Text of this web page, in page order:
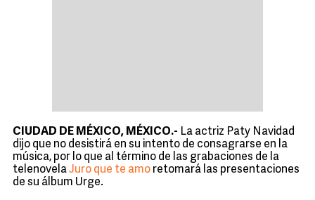
CIUDAD DE MÉXICO, MÉXICO.- La actriz Paty Navidad
dijo que no desistirá en su intento de consagrarse en la
música, por lo que al término de las grabaciones de la
telenovelaJuro que te amo retomará las presentaciones
de su álbum Urge.